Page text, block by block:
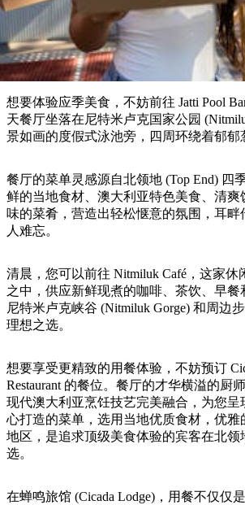
陆
和
户
外
按
地
区
探
精
选
榜
单
规
划
您
的
旅
实
用
信
息
规
划
工
具
搜
索:
Sign
up
想要体验应季美食，不妨前往 Jatti Pool
天餐厅坐落在尼特米卢克国家公园
景如画的度假式泳池旁，四周环绕着郁郁
餐厅的菜单灵感源自北领地 (Top End) 四
鲜的当地食材、澳大利亚特色美食、清爽
味的菜肴，营造出轻松惬意的氛围，耳畔
人难忘。
清晨，您可以前往 Nitmiluk Café，这家休
之中，供应新鲜现煮的咖啡、茶饮、早餐
尼特米卢克峡谷 (Nitmiluk Gorge) 和周边
理想之选。
想要享受更精致的用餐体验，不妨预订
Restaurant 的餐位。餐厅的才华横溢的厨
现代澳大利亚烹饪技艺完美融合，为您呈
心打造的菜单，选用当地优质食材，优雅
地区，是追求顶级美食体验的宾客在北领
选。
在蝉鸣旅馆 (Cicada Lodge)，用餐不仅仅